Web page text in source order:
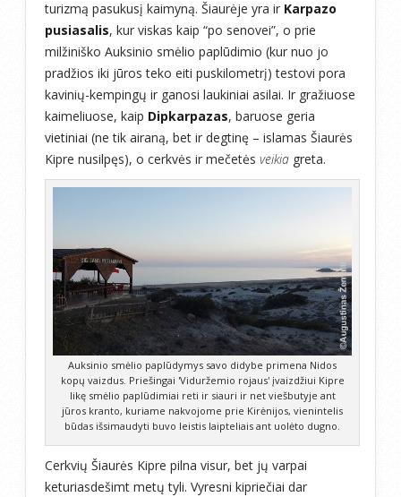
turizmą pasukusį kaimyną. Šiaurėje yra ir Karpazo
pusiasalis, kur viskas kaip “po senovei”, o prie
milžiniško Auksinio smėlio paplūdimio (kur nuo jo
pradžios iki jūros teko eiti puskilometrį) testovi pora
kavinių-kempingų ir ganosi laukiniai asilai. Ir gražiuose
kaimeliuose, kaip Dipkarpazas, baruose geria
vietiniai (ne tik airaną, bet ir degtinę – islamas Šiaurės
Kipre nusilpęs), o cerkvės ir mečetės veikia greta.
Auksinio smėlio paplūdymys savo didybe primena Nidos
kopų vaizdus. Priešingai 'Viduržemio rojaus' įvaizdžiui Kipre
likę smėlio paplūdimiai reti ir siauri ir net viešbutyje ant
jūros kranto, kuriame nakvojome prie Kirėnijos, vienintelis
būdas išsimaudyti buvo leistis laipteliais ant uolėto dugno.
Cerkvių Šiaurės Kipre pilna visur, bet jų varpai
keturiasdešimt metų tyli. Vyresni kipriečiai dar